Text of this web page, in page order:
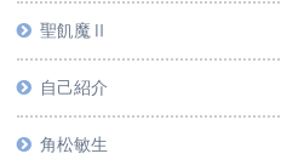
聖飢魔Ⅱ
自己紹介
角松敏生